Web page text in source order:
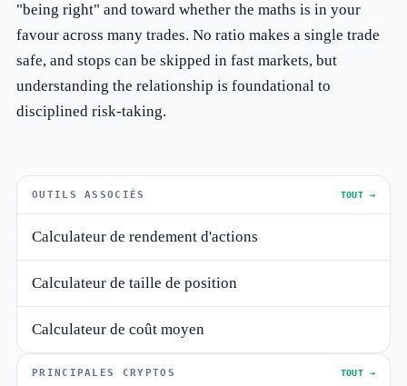
"being right" and toward whether the maths is in your
favour across many trades. No ratio makes a single trade
safe, and stops can be skipped in fast markets, but
understanding the relationship is foundational to
disciplined risk-taking.
OUTILS ASSOCIÉS TOUT →
Calculateur de rendement d'actions
Calculateur de taille de position
Calculateur de coût moyen
PRINCIPALES CRYPTOS TOUT →